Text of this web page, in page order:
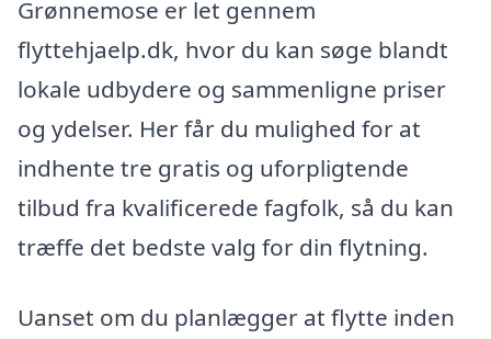
Grønnemose er let gennem
flyttehjaelp.dk, hvor du kan søge blandt
lokale udbydere og sammenligne priser
og ydelser. Her får du mulighed for at
indhente tre gratis og uforpligtende
tilbud fra kvalificerede fagfolk, så du kan
træffe det bedste valg for din flytning.
Uanset om du planlægger at flytte inden